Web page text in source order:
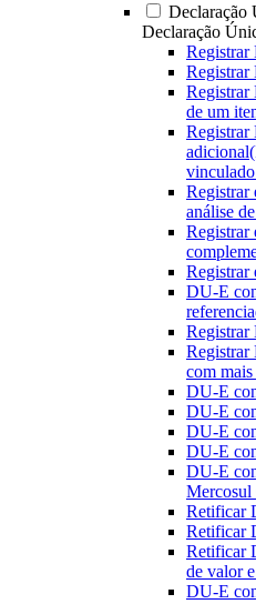
Declaração
Declaração
Registrar
Registrar
de um
Registrar
Registrar
análise
Registrar
Registrar
DU-E
Registrar
Registrar
com mais
DU-E
DU-E
DU-E
DU-E
DU-E
Retificar
Retificar
Retificar
de valor
DU-E